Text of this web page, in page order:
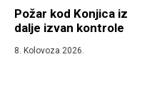
Požar kod Konjica iz
dalje izvan kontrole
8. Kolovoza 2026.